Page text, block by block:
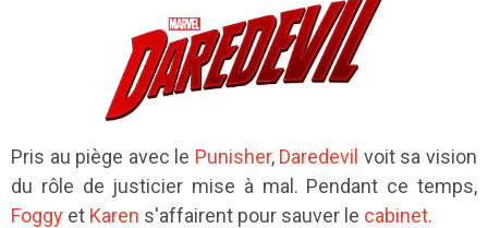
Pris au piège avec le Punisher, Daredevil voit sa vision
du rôle de justicier mise à mal. Pendant ce temps,
Foggy et Karen s'affairent pour sauver le cabinet.